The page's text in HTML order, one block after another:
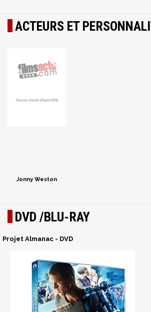
ACTEURS ET
Jonny Weston
DVD /BLU-RAY
Projet Almanac - DVD